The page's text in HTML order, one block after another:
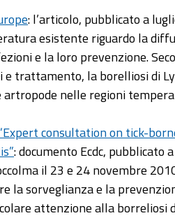
: l’articolo, pubblicato a
esistente riguardo la
e la loro prevenzione.
e trattamento, la borelliosi di
nelle regioni
consultation on tick-
: documento Ecdc,
il 23 e 24 novembre
la sorveglianza e la
attenzione alla borreliosi